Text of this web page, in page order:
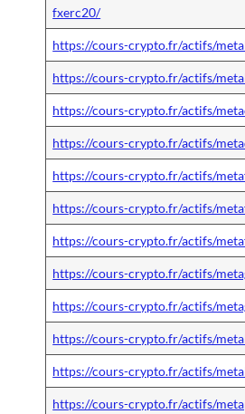
fxerc20/
https://cours-crypto.fr/actifs/
https://cours-crypto.fr/actifs/
https://cours-crypto.fr/actifs/
https://cours-crypto.fr/actifs/
https://cours-crypto.fr/actifs/
https://cours-crypto.fr/actifs/
https://cours-crypto.fr/actifs/
https://cours-crypto.fr/actifs/
https://cours-crypto.fr/actifs/
https://cours-crypto.fr/actifs/
https://cours-crypto.fr/actifs/
https://cours-crypto.fr/actifs/